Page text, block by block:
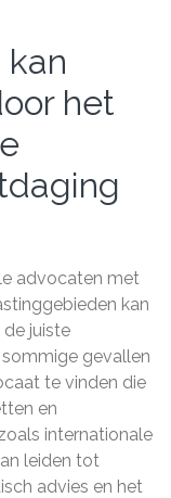
het
advocaten met
kan
juiste
gevallen
te vinden die
en
internationale
leiden tot
advies en het